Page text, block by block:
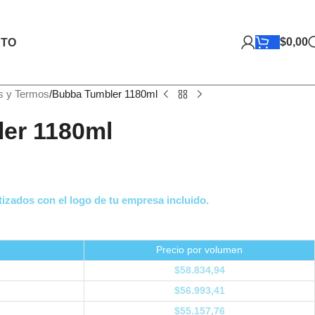
$0,00
y Termos Bubba Tumbler 1180ml
1180ml
con el logo de tu empresa incluido.
Precio por volumen
$58.834,94
$56.993,41
$55.157,76